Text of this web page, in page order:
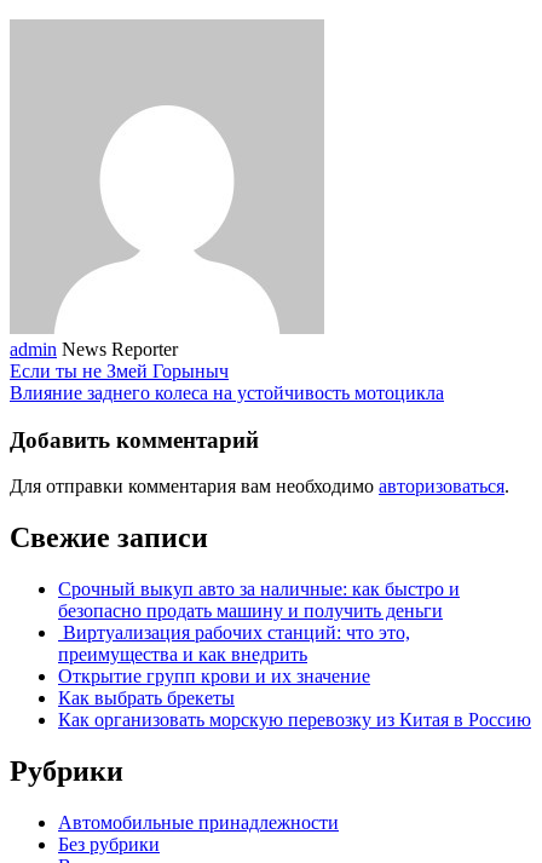
admin News Reporter
Если ты не Змей Горыныч
Влияние заднего колеса на устойчивость мотоцикла
Добавить комментарий
Для отправки комментария вам необходимо авторизоваться.
Свежие записи
Срочный выкуп авто за наличные: как быстро и
безопасно продать машину и получить деньги
Виртуализация рабочих станций: что это,
преимущества и как внедрить
Открытие групп крови и их значение
Как выбрать брекеты
Как организовать морскую перевозку из Китая в Россию
Рубрики
Автомобильные принадлежности
Без рубрики